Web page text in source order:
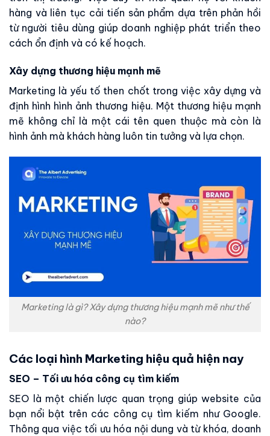
hàng và liên tục cải tiến sản phẩm dựa trên phản hồi
từ người tiêu dùng giúp doanh nghiệp phát triển theo
cách ổn định và có kế hoạch.
Xây dựng thương hiệu mạnh mẽ
Marketing là yếu tố then chốt trong việc xây dựng và
định hình hình ảnh thương hiệu. Một thương hiệu mạnh
mẽ không chỉ là một cái tên quen thuộc mà còn là
hình ảnh mà khách hàng luôn tin tưởng và lựa chọn.
Marketing là gì? Xây dựng thương hiệu mạnh mẽ như thế
nào?
Các loại hình Marketing hiệu quả hiện nay
SEO – Tối ưu hóa công cụ tìm kiếm
SEO là một chiến lược quan trọng giúp website của
bạn nổi bật trên các công cụ tìm kiếm như Google.
Thông qua việc tối ưu hóa nội dung và từ khóa, doanh